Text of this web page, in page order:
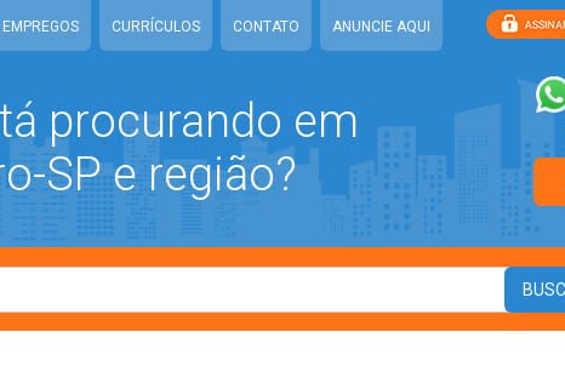
EMPREGOS CURRÍCULOS CONTATO ANUNCIE AQUI
procurando em
SP e região?